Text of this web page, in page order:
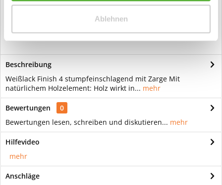
Ablehnen
Vorteile
Kostenloser Versand ab € 2000,- Bestellwert
Versand mit eigener Spedition
Beschreibung
Weißlack Finish 4 stumpfeinschlagend mit Zarge Mit
natürlichem Holzelement: Holz wirkt in... mehr
Bewertungen
0
Bewertungen lesen, schreiben und diskutieren... mehr
Hilfevideo
mehr
Anschläge